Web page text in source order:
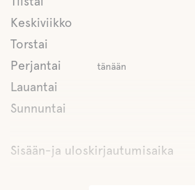
Keskiviikko
Torstai
Perjantai
tänään
Lauantai
Sunnuntai
Sisään-ja uloskirjautumisaika